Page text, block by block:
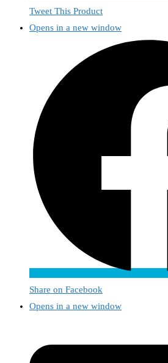
Tweet This Product
Opens in a new window
Share on Facebook
Opens in a new window